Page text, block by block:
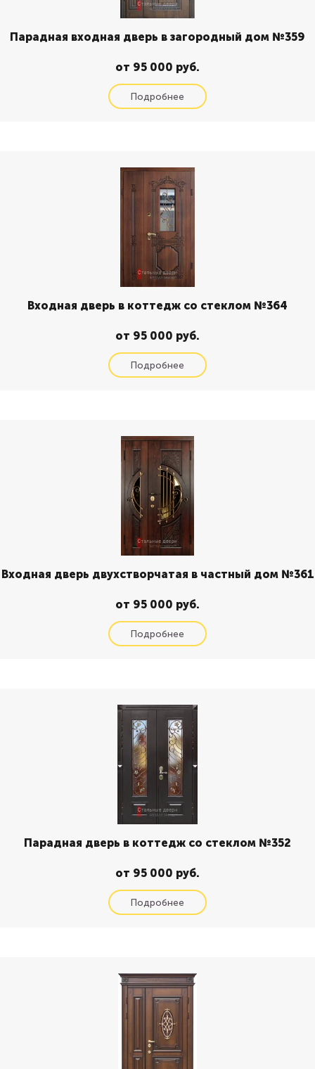
Парадная входная дверь в загородный дом №359
от 95 000 руб.
Входная дверь в коттедж со стеклом №364
от 95 000 руб.
Входная дверь двухстворчатая в частный дом №361
от 95 000 руб.
Парадная дверь в коттедж со стеклом №352
от 95 000 руб.